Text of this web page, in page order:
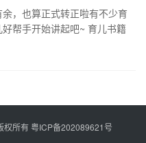
，也算正式转正啦有不少育
帮手开始讲起吧~ 育儿书籍
权所有粤ICP备202089621号